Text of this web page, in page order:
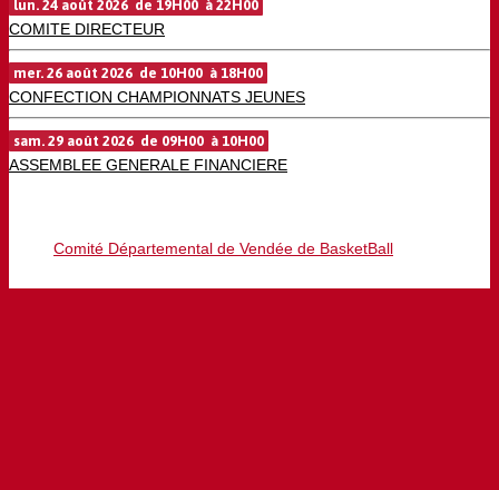
lun. 24 août 2026 de 19H00 à 22H00
COMITE DIRECTEUR
mer. 26 août 2026 de 10H00 à 18H00
CONFECTION CHAMPIONNATS JEUNES
sam. 29 août 2026 de 09H00 à 10H00
ASSEMBLEE GENERALE FINANCIERE
Comité Départemental de Vendée de BasketBall